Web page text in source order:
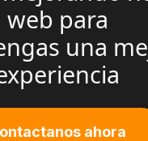
web para
una
ahora